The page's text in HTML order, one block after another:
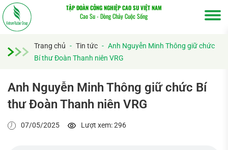
TẬP ĐOÀN CÔNG NGHIỆP CAO SU VIỆT NAM
Cao Su - Dòng Chảy Cuộc Sống
Trang chủ - Tin tức - Anh Nguyễn Minh Thông giữ chức
Bí thư Đoàn Thanh niên VRG
Anh Nguyễn Minh Thông giữ chức Bí
thư Đoàn Thanh niên VRG
07/05/2025 Lượt xem: 296